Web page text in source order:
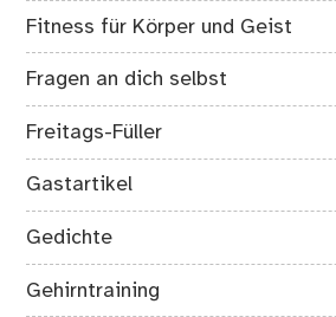
Fitness für Körper und Geist
Fragen an dich selbst
Freitags-Füller
Gastartikel
Gedichte
Gehirntraining